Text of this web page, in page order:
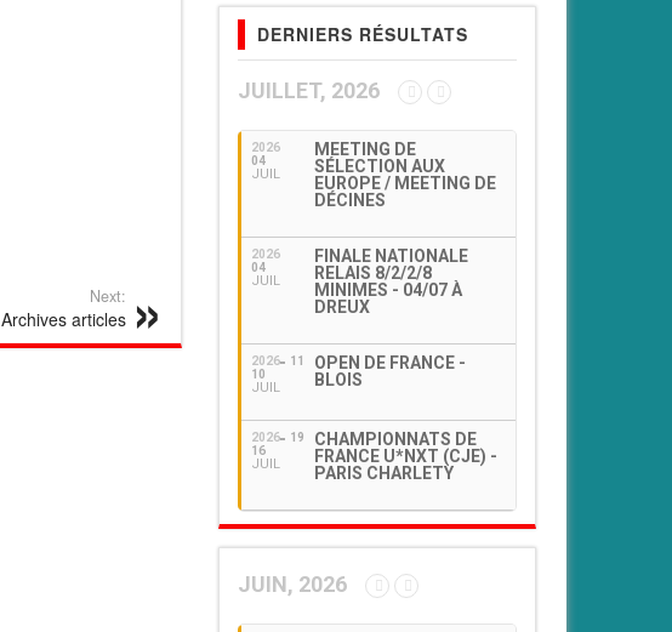
Next:
Archives articles
DERNIERS RÉSULTATS
JUILLET, 2026
2026
04
JUIL
MEETING DE
SÉLECTION AUX
EUROPE / MEETING DE
DÉCINES
2026
04
JUIL
FINALE NATIONALE
RELAIS 8/2/2/8
MINIMES - 04/07 À
DREUX
2026
10
JUIL
11
OPEN DE FRANCE -
BLOIS
2026
16
JUIL
19
CHAMPIONNATS DE
FRANCE U*NXT (CJE) -
PARIS CHARLETY
JUIN, 2026